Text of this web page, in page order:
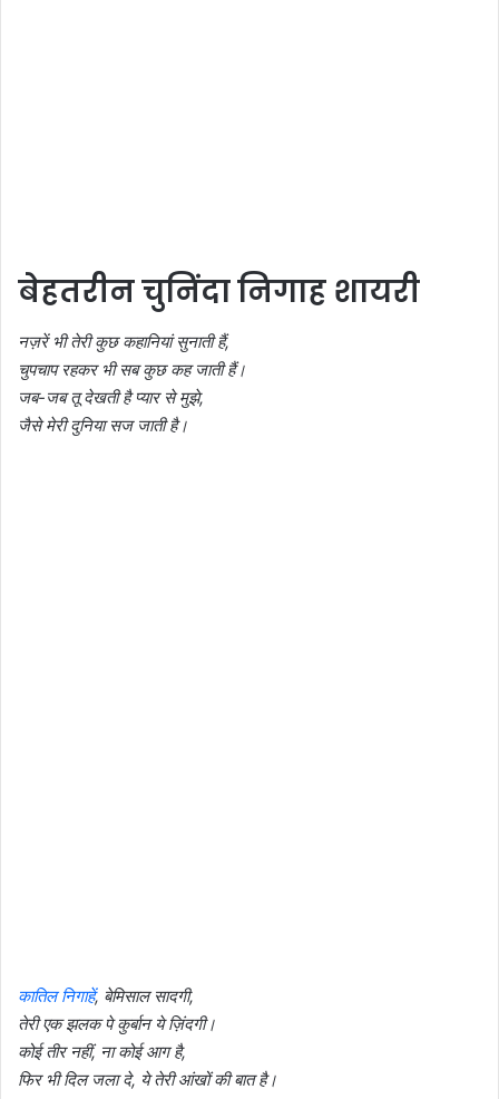
बेहतरीन चुनिंदा निगाह शायरी
नज़रें भी तेरी कुछ कहानियां सुनाती हैं,
चुपचाप रहकर भी सब कुछ कह जाती हैं।
जब-जब तू देखती है प्यार से मुझे,
जैसे मेरी दुनिया सज जाती है।
कातिल निगाहें, बेमिसाल सादगी,
तेरी एक झलक पे कुर्बान ये ज़िंदगी।
कोई तीर नहीं, ना कोई आग है,
फिर भी दिल जला दे, ये तेरी आंखों की बात है।